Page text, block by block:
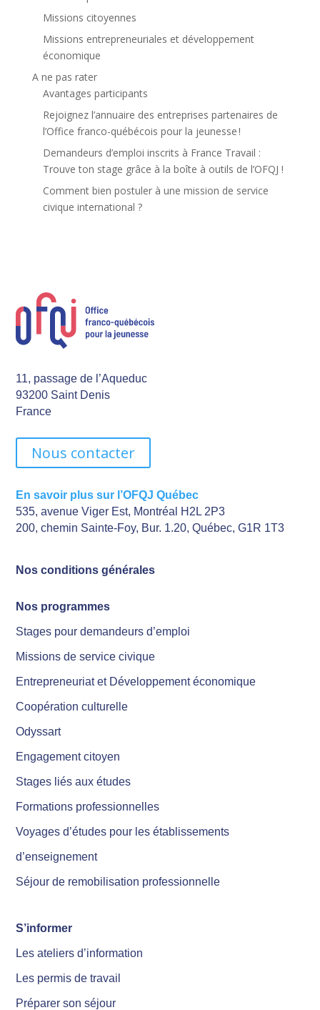
Missions citoyennes
Missions entrepreneuriales et développement
économique
A ne pas rater
Avantages participants
Rejoignez l’annuaire des entreprises partenaires de
l’Office franco-québécois pour la jeunesse !
Demandeurs d’emploi inscrits à France Travail :
Trouve ton stage grâce à la boîte à outils de l’OFQJ !
Comment bien postuler à une mission de service
civique international ?
11, passage de l’Aqueduc
93200 Saint Denis
France
Nous contacter
En savoir plus sur l’OFQJ Québec
535, avenue Viger Est, Montréal H2L 2P3
200, chemin Sainte-Foy, Bur. 1.20, Québec, G1R 1T3
Nos conditions générales
Nos programmes
Stages pour demandeurs d’emploi
Missions de service civique
Entrepreneuriat et Développement économique
Coopération culturelle
Odyssart
Engagement citoyen
Stages liés aux études
Formations professionnelles
Voyages d’études pour les établissements
d’enseignement
Séjour de remobilisation professionnelle
S’informer
Les ateliers d’information
Les permis de travail
Préparer son séjour